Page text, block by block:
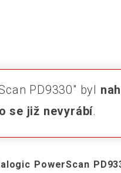
PD9330" byl
se již nevyrábí.
PowerScan